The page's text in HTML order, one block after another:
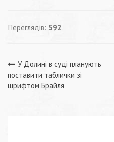
Переглядів: 592
Навігація
записів
У Долині в суді планують
поставити таблички зі
шрифтом Брайля